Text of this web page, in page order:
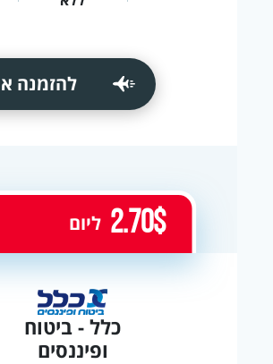
להזמנה
כלל - ביטוח
ופיננסים
2.70$ ליום